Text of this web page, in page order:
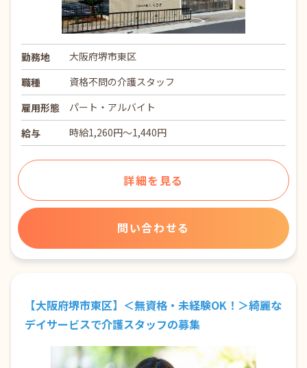
勤務地
大阪府堺市東区
職種
資格不問の介護スタッフ
雇用形態
パート・アルバイト
給与
時給1,260円～1,440円
詳細を見る
問い合わせる
【大阪府堺市東区】＜無資格・未経験OK！＞綺麗な
デイサービスで介護スタッフの募集